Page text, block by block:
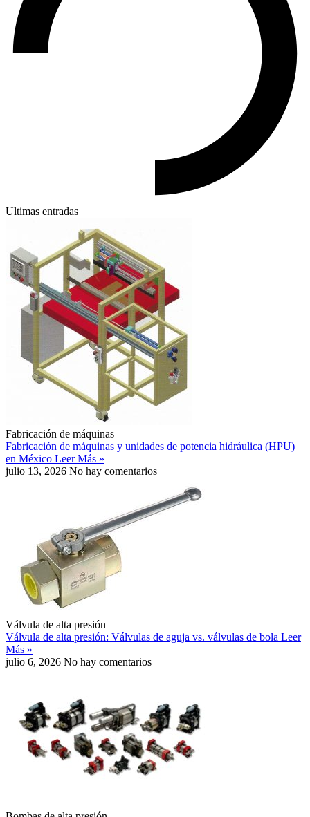
Ultimas entradas
Fabricación de máquinas
Fabricación de máquinas y unidades de potencia hidráulica (HPU)
en México Leer Más »
julio 13, 2026 No hay comentarios
Válvula de alta presión
Válvula de alta presión: Válvulas de aguja vs. válvulas de bola Leer
Más »
julio 6, 2026 No hay comentarios